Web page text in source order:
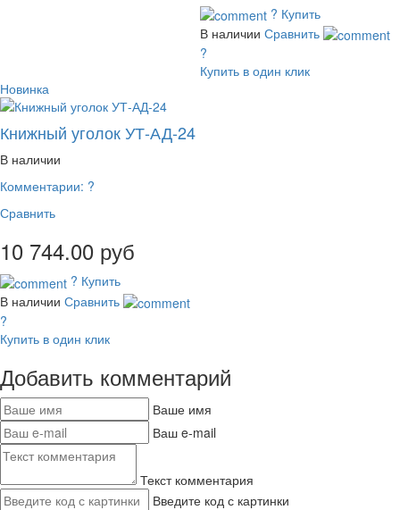
? Купить
В наличии Сравнить
?
Купить в один клик
Новинка
Книжный уголок УТ-АД-24
В наличии
Комментарии: ?
Сравнить
10 744.00 руб
? Купить
В наличии Сравнить
?
Купить в один клик
Добавить комментарий
Ваше имя
Ваш e-mail
Текст комментария
Введите код с картинки